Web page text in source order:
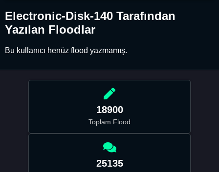
Electronic-Disk-140 Tarafından
Yazılan Floodlar
Bu kullanıcı henüz flood yazmamış.
18900
Toplam Flood
25135